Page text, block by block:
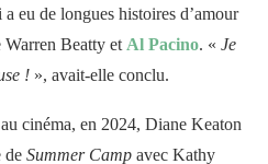
eu de longues histoires d’amour
Warren Beatty et Al Pacino. « Je
! », avait-elle conclu.
cinéma, en 2024, Diane Keaton
de Summer Camp avec Kathy